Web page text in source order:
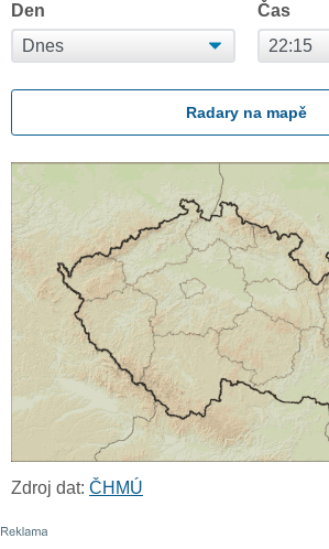
Den Čas
Radary na mapě
Zdroj dat: ČHMÚ